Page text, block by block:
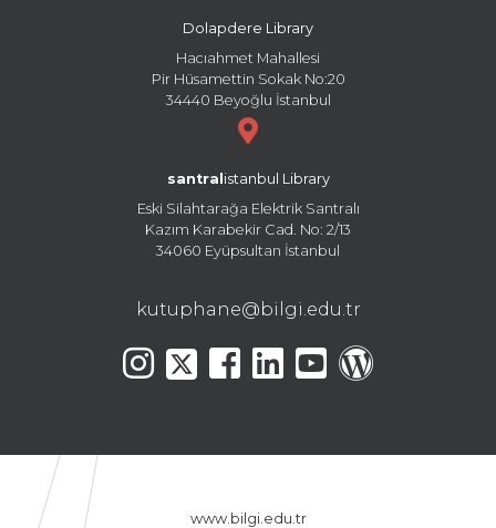
Dolapdere Library
Hacıahmet Mahallesi
Pir Hüsamettin Sokak No:20
34440 Beyoğlu İstanbul
santral istanbul Library
Eski Silahtarağa Elektrik Santralı
Kazım Karabekir Cad. No: 2/13
34060 Eyüpsultan İstanbul
kutuphane@bilgi.edu.tr
www.bilgi.edu.tr